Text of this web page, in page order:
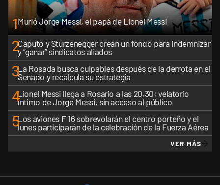
1Murió Jorge Messi, el papá de Lionel Messi
2Caputo y Sturzenegger crean un fondo para indemnizar
y “ganar” sindicatos aliados
3La Rosada busca culpables después de la derrota en el
Senado y recalcula su estrategia
4Lionel Messi llega a Rosario a las 20.30: velatorio
íntimo de Jorge Messi, sin acceso al público
5Los aviones F 16 sobrevolarán el centro porteño y el
lunes participarán de la celebración de la Fuerza Aérea
VER MÁS